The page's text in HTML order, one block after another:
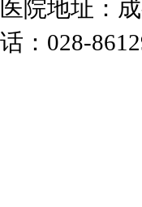
医院地址：
话：028-